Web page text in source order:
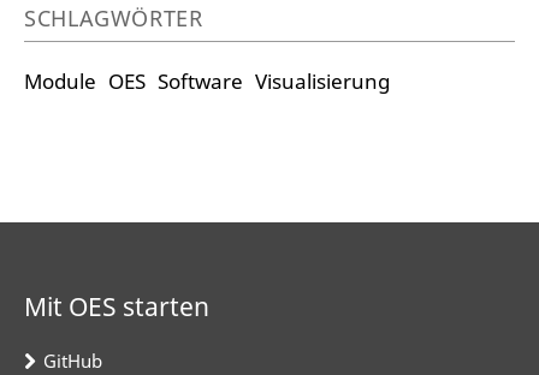
SCHLAGWÖRTER
Module OES Software Visualisierung
Mit OES starten
GitHub